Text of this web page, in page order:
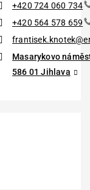
+420 724 060 734
+420 564 578 659
Masarykovo
586 01 Jihlava